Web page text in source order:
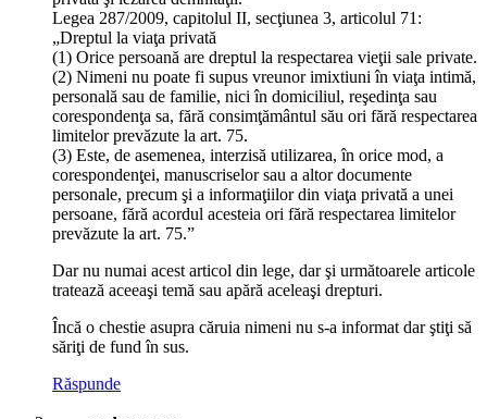
Legea 287/2009, capitolul II, secţiunea 3, articolul 71:
„Dreptul la viaţa privată
(1) Orice persoană are dreptul la respectarea vieţii sale private.
(2) Nimeni nu poate fi supus vreunor imixtiuni în viaţa intimă,
personală sau de familie, nici în domiciliul, reşedinţa sau
corespondenţa sa, fără consimţământul său ori fără respectarea
limitelor prevăzute la art. 75.
(3) Este, de asemenea, interzisă utilizarea, în orice mod, a
corespondenţei, manuscriselor sau a altor documente
personale, precum şi a informaţiilor din viaţa privată a unei
persoane, fără acordul acesteia ori fără respectarea limitelor
prevăzute la art. 75.”
Dar nu numai acest articol din lege, dar şi următoarele articole
tratează aceeaşi temă sau apără aceleaşi drepturi.
Încă o chestie asupra căruia nimeni nu s-a informat dar ştiţi să
săriţi de fund în sus.
Răspunde